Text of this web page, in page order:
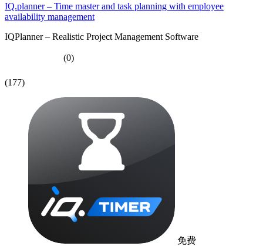
IQ.planner – Time master and task planning with employee
availability management
IQPlanner – Realistic Project Management Software
(0)
(177)
免费